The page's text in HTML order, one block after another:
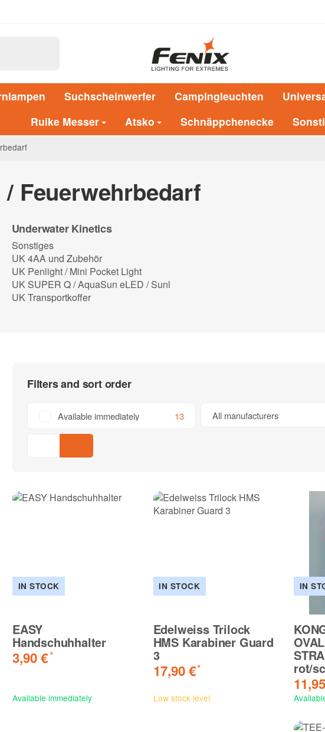
Suchscheinwerfer Campingleuchten
Ruike Messer
Atsko Schnäppchenecke
Feuerwehrbedarf
Underwater Kinetics
Sonstiges
UK 4AA und Zubehör
UK Penlight / Mini Pocket Light
UK SUPER Q / AquaSun eLED / Sunl
UK Transportkoffer
Filters and sort order
Available immediately 13 All manufacturers
IN STOCK
EASY
Handschuhhalter
3,90 €*
Available immediately
IN STOCK
Edelweiss Trilock
HMS Karabiner Guard
3
17,90 €*
Low stock level
IN
rot/